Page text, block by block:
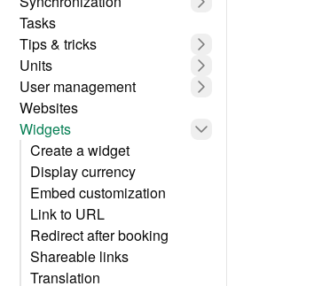
Tasks
Tips & tricks
Units
User management
Websites
Widgets
Create a widget
Display currency
Embed customization
Link to URL
Redirect after booking
Shareable links
Translation